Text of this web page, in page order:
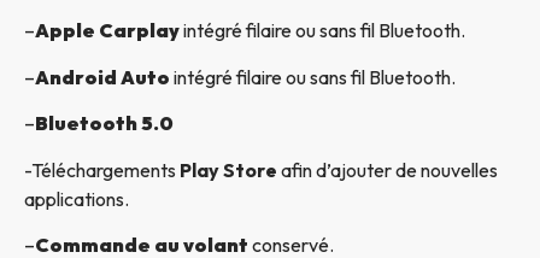
–Apple Carplayintégré filaire ou sans fil Bluetooth.
–Android Auto intégré filaire ou sans fil Bluetooth.
–Bluetooth 5.0
-Téléchargements Play Store afin d’ajouter de nouvelles
applications.
–Commande au volant conservé.